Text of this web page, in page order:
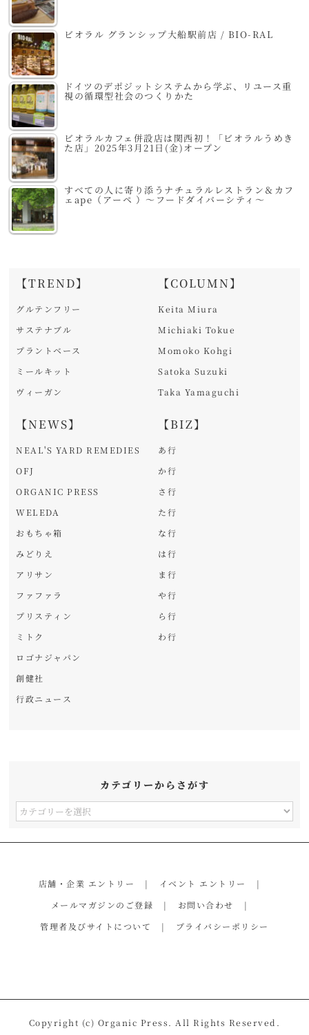
ビオラル グランシップ大船駅前店 / BIO-RAL
ドイツのデポジットシステムから学ぶ、リユース重
視の循環型社会のつくりかた
ビオラルカフェ併設店は関西初！「ビオラルうめき
た店」2025年3月21日(金)オープン
すべての人に寄り添うナチュラルレストラン＆カフ
ェape（アーペ ）～フードダイバーシティ～
【TREND】
グルテンフリー
サステナブル
プラントベース
ミールキット
ヴィーガン
【NEWS】
NEAL'S YARD REMEDIES
OFJ
ORGANIC PRESS
WELEDA
おもちゃ箱
みどりえ
アリサン
ファファラ
プリスティン
ミトク
ロゴナジャパン
創健社
行政ニュース
【COLUMN】
Keita Miura
Michiaki Tokue
Momoko Kohgi
Satoka Suzuki
Taka Yamaguchi
【BIZ】
あ行
か行
さ行
た行
な行
は行
ま行
や行
ら行
わ行
カテゴリーからさがす
カ
す
店舗・企業 エントリー
イベント エントリー
メールマガジンのご登録
お問い合わせ
管理者及びサイトについて
プライバシーポリシー
Copyright (c) Organic Press. All Rights Reserved.